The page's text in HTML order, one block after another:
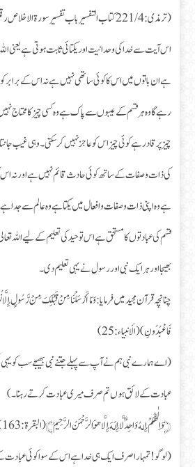
(ترمذی: 221/4 کتاب التفسير باب تفسير سورة الاخلاص رقم الحديث 3364)
اس آیت سے خدا کی وحدانیت اور یکتائی ثابت ہوتی ہے یعنی
ہے ان باتوں میں اس کا کوئی ساتھی نہیں ہے نہ اس کے برابر
رہے گا وہ ہر قسم کے عیبوں سے پاک ہے وہ کسی چیز کا محتاج
چیز پر قادر ہے کوئی چیز اس کو عاجز نہیں کر سکتی۔ وہی غیب
کی ذات وصفات کے ساتھ کوئی حادث قائم نہیں ہے اور
ہے وہ اپنی ذات وصفات و افعال میں یکتا ہے وہ عالم سے جدا
قسم کی عبادتوں کا مستحق ہے اس توحید کی تعلیم کے لیے اللہ
بھیجا اور ہر ایک نبی اور رسول نے یہی تعلیم دی۔
چنانچہ قرآن مجید میں فرمایا: وَمَا أَرْسَلْنَا مِنْ قَبْلِكَ مِنْ رَّسُولٍ إِلَّا
فَاعْبُدُونِ) (الأنبياء:25)
(اے ہمارے نبی ہم نے آپ سے پہلے جتنے نبی بھیجے سب کو یہی
عبادت کے لائق ہوں تم صرف میری عبادت کرتے رہنا۔)
﴿وَاِلٰهُكُمْ إِلهُ وَاحِدٌ لَّا إِلَهَ إِلَّا هُوَ الرَّحْمَنُ الرَّحِيمُ﴾ (البقرة:163)
(لوگو! تمہارا صرف ایک ہی خدا ہے اس کے سوا کوئی